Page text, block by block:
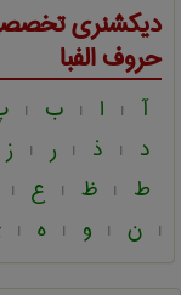
دیکشنری
حروف الفبا
آ | ا | ب |
د | ذ | ر | ز
ط | ظ | ع |
| ن | و | ه |